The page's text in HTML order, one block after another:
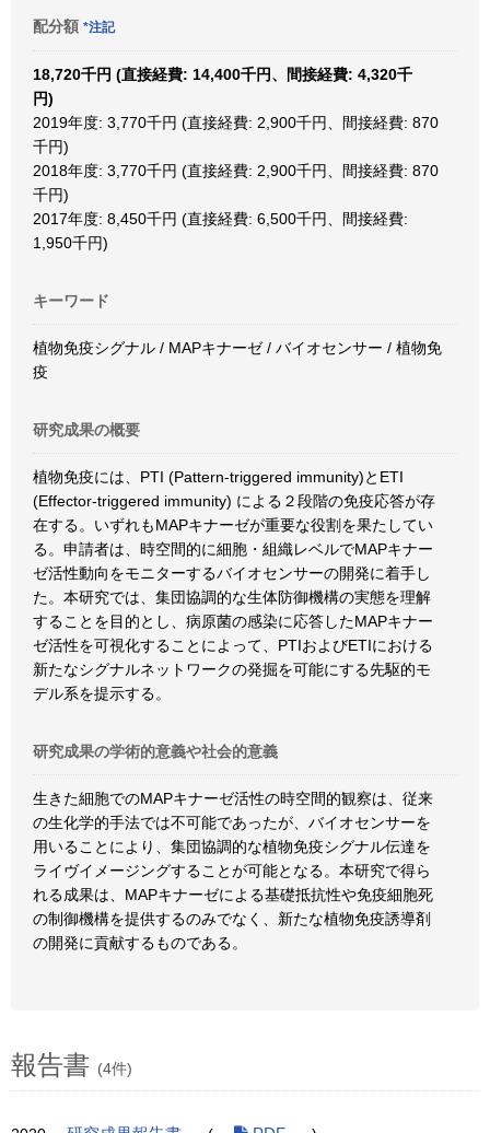
配分額 *注記
18,720千円 (直接経費: 14,400千円、間接経費: 4,320千
円)
2019年度: 3,770千円 (直接経費: 2,900千円、間接経費: 870
千円)
2018年度: 3,770千円 (直接経費: 2,900千円、間接経費: 870
千円)
2017年度: 8,450千円 (直接経費: 6,500千円、間接経費:
1,950千円)
キーワード
植物免疫シグナル / MAPキナーゼ / バイオセンサー / 植物免
疫
研究成果の概要
植物免疫には、PTI (Pattern-triggered immunity)とETI
(Effector-triggered immunity) による２段階の免疫応答が存
在する。いずれもMAPキナーゼが重要な役割を果たしてい
る。申請者は、時空間的に細胞・組織レベルでMAPキナー
ゼ活性動向をモニターするバイオセンサーの開発に着手し
た。本研究では、集団協調的な生体防御機構の実態を理解
することを目的とし、病原菌の感染に応答したMAPキナー
ゼ活性を可視化することによって、PTIおよびETIにおける
新たなシグナルネットワークの発掘を可能にする先駆的モ
デル系を提示する。
研究成果の学術的意義や社会的意義
生きた細胞でのMAPキナーゼ活性の時空間的観察は、従来
の生化学的手法では不可能であったが、バイオセンサーを
用いることにより、集団協調的な植物免疫シグナル伝達を
ライヴイメージングすることが可能となる。本研究で得ら
れる成果は、MAPキナーゼによる基礎抵抗性や免疫細胞死
の制御機構を提供するのみでなく、新たな植物免疫誘導剤
の開発に貢献するものである。
報告書 (4件)